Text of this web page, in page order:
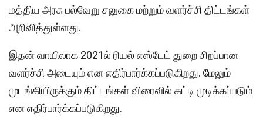
மத்திய அரசு பல்வேறு சலுகை மற்றும் வளர்ச்சி திட்டங்கள்
அறிவித்துள்ளது.
இதன் வாயிலாக 2021ல் ரியல் எஸ்டேட் துறை சிறப்பான
வளர்ச்சி அடையும் என எதிர்பார்க்கப்படுகிறது. மேலும்
முடங்கியிருக்கும் திட்டங்கள் விரைவில் கட்டி முடிக்கப்படும்
என எதிர்பார்க்கப்படுகிறது.